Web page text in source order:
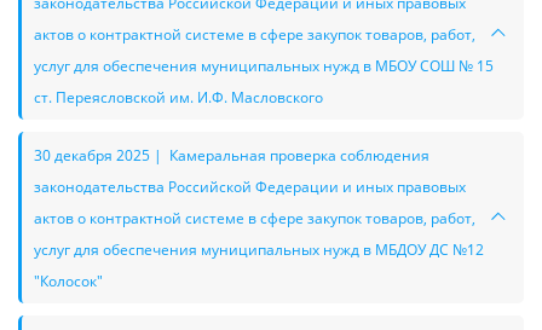
актов о контрактной системе в сфере закупок товаров, работ,
услуг для обеспечения муниципальных нужд в МБОУ СОШ № 15
ст. Переясловской им. И.Ф. Масловского
30 декабря 2025 | Камеральная проверка соблюдения
законодательства Российской Федерации и иных правовых
актов о контрактной системе в сфере закупок товаров, работ,
услуг для обеспечения муниципальных нужд в МБДОУ ДС №12
"Колосок"